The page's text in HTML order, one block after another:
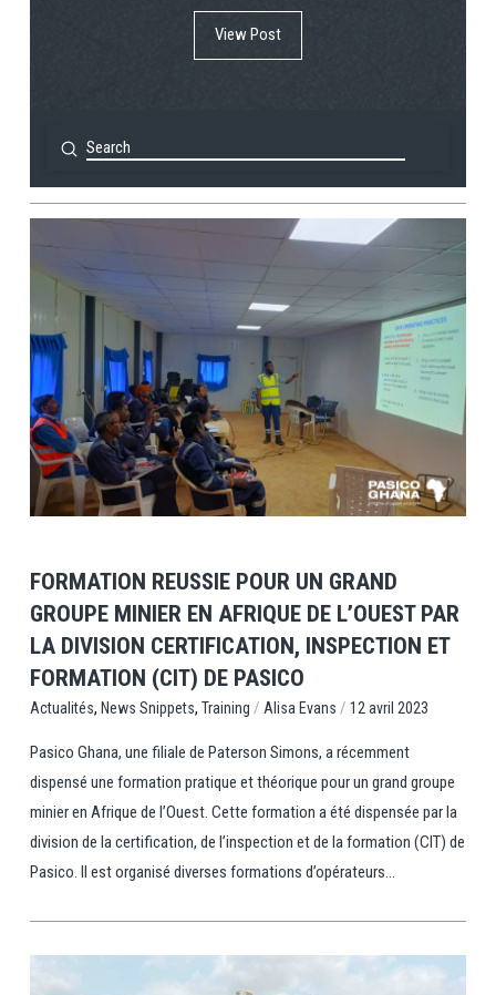
View Post
Search
Submit
View Post
FORMATION REUSSIE POUR UN GRAND
GROUPE MINIER EN AFRIQUE DE L’OUEST PAR
LA DIVISION CERTIFICATION, INSPECTION ET
FORMATION (CIT) DE PASICO
Actualités, News Snippets, Training / Alisa Evans / 12 avril 2023
Pasico Ghana, une filiale de Paterson Simons, a récemment
dispensé une formation pratique et théorique pour un grand groupe
minier en Afrique de l’Ouest. Cette formation a été dispensée par la
division de la certification, de l’inspection et de la formation (CIT) de
Pasico. Il est organisé diverses formations d’opérateurs...